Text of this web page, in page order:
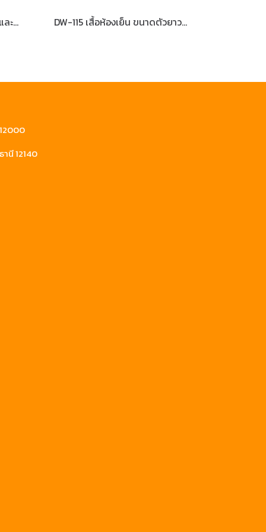
ถุงมือห้องปฏิบัติการทาง LAB และห้องแช่แข็ง DW-115 เสื้อห้องเย็น ขนาดตัวยาว 115 ซม.
นี 12140